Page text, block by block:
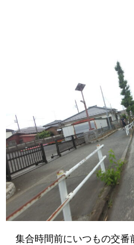
集合時間前にいつもの交番